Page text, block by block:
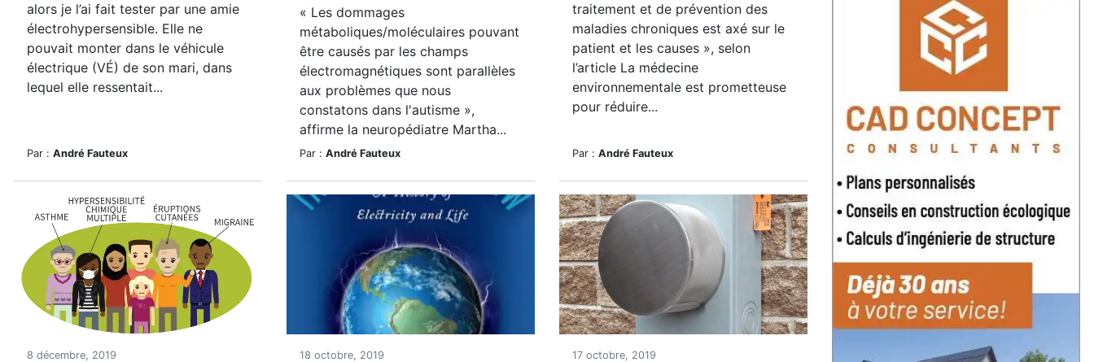
alors je l’ai fait tester par une amie
électrohypersensible. Elle ne
pouvait monter dans le véhicule
électrique (VÉ) de son mari, dans
lequel elle ressentait...
Par : André Fauteux
« Les dommages
métaboliques/moléculaires pouvant
être causés par les champs
électromagnétiques sont parallèles
aux problèmes que nous
constatons dans l'autisme »,
affirme la neuropédiatre Martha...
Par : André Fauteux
traitement et de prévention des
maladies chroniques est axé sur le
patient et les causes », selon
l’article La médecine
environnementale est prometteuse
pour réduire...
Par : André Fauteux
8 décembre, 2019 18 octobre, 2019 17 octobre, 2019